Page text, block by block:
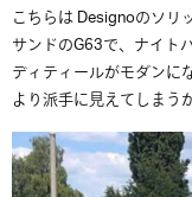
こちらは Designoのソリ
サンドのG63で、ナイト
ディティールがモダンに
より派手に見えてしまう